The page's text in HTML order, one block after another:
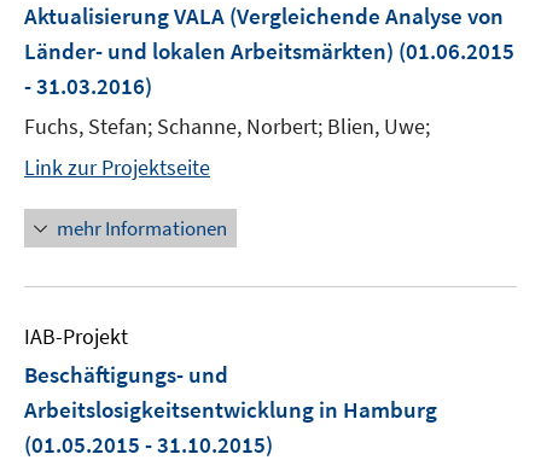
Aktualisierung VALA (Vergleichende Analyse von
Länder- und lokalen Arbeitsmärkten) (01.06.2015
- 31.03.2016)
Fuchs, Stefan; Schanne, Norbert; Blien, Uwe;
Link zur Projektseite
mehr Informationen
IAB-Projekt
Beschäftigungs- und
Arbeitslosigkeitsentwicklung in Hamburg
(01.05.2015 - 31.10.2015)